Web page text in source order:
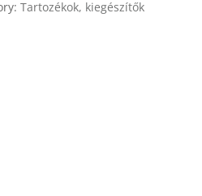
Tartozékok, kiegészítők